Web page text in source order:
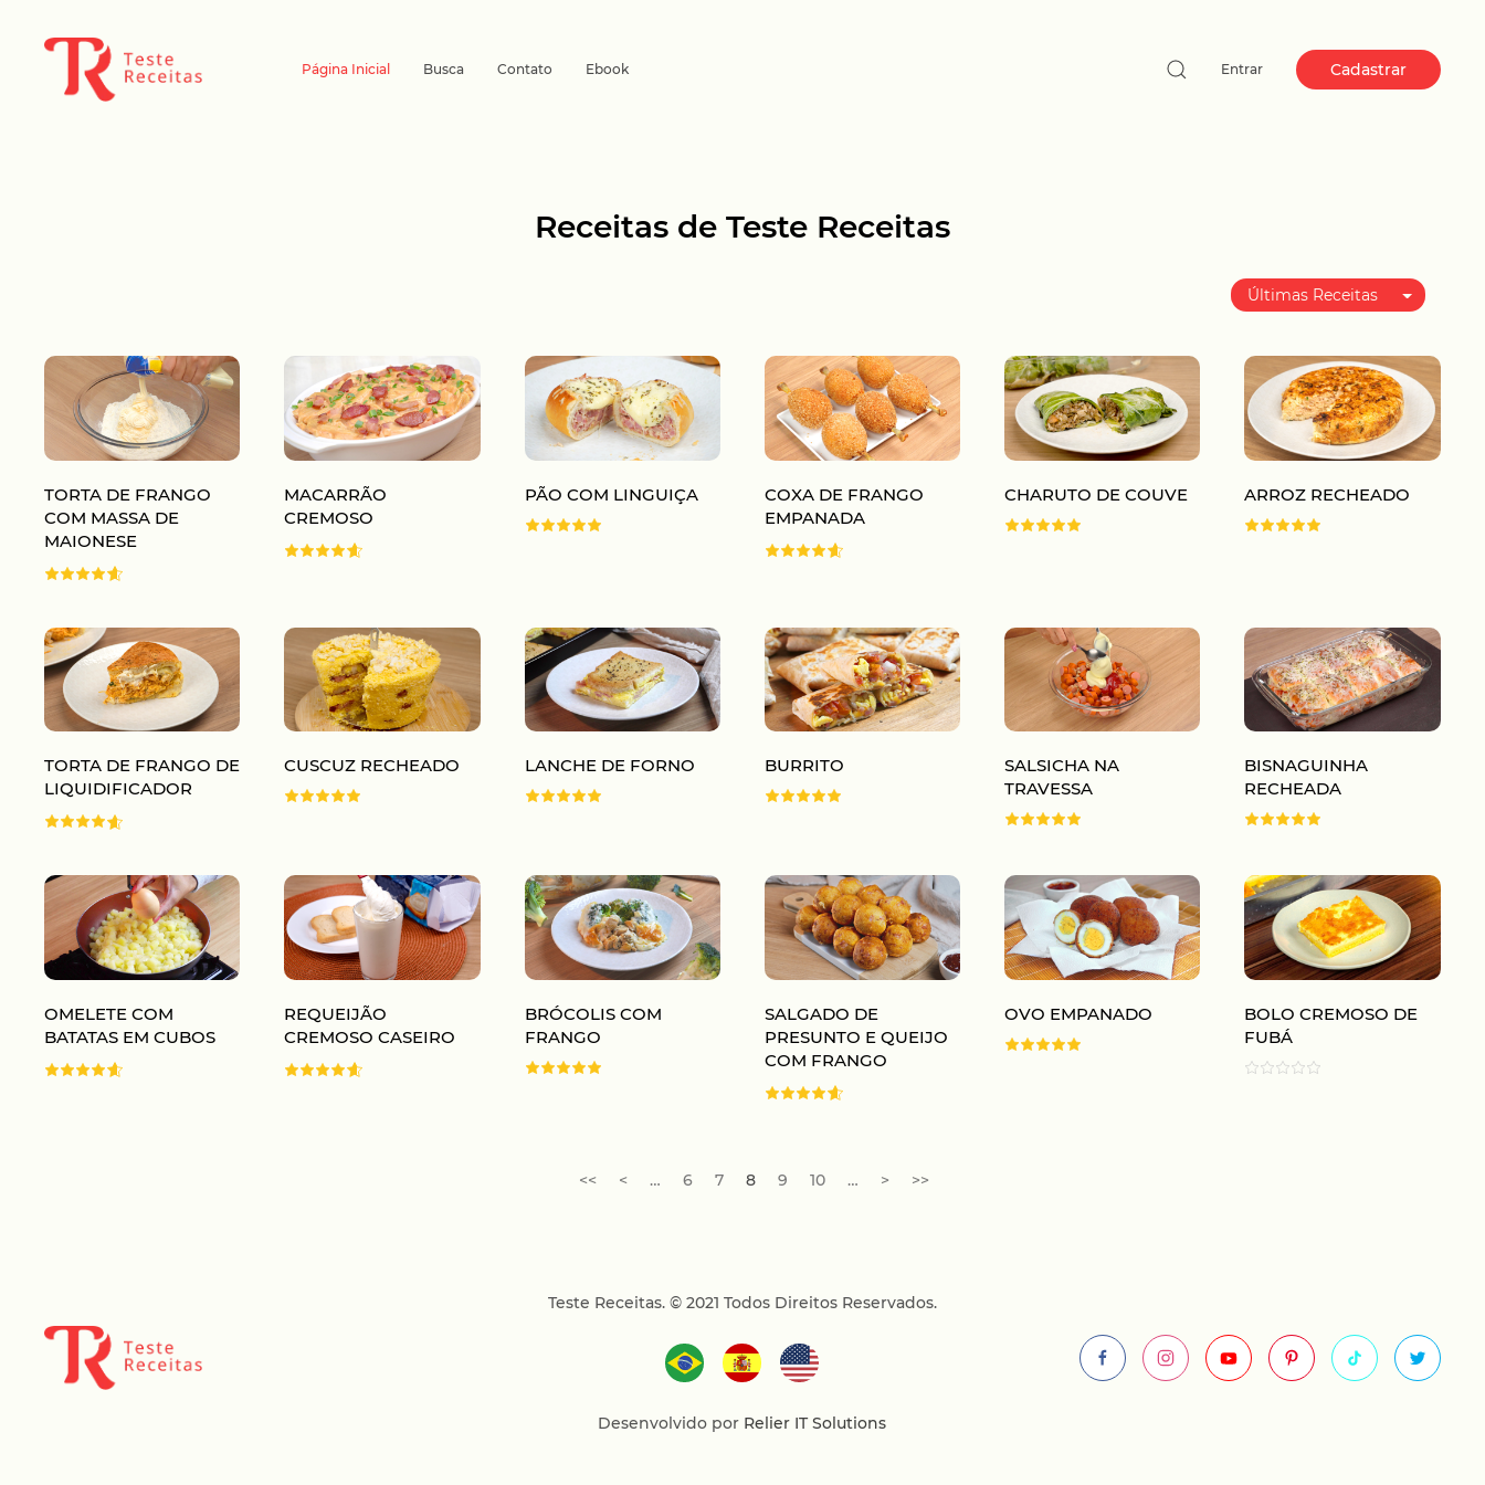
Página Inicial Busca Contato Ebook Entrar Cadastrar
Receitas de Teste Receitas
Últimas Receitas
Mais populares
TORTA DE FRANGO
COM MASSA DE
MAIONESE
MACARRÃO
CREMOSO
PÃO COM LINGUIÇA
COXA DE FRANGO
EMPANADA
CHARUTO DE COUVE ARROZ RECHEADO
TORTA DE FRANGO DE
LIQUIDIFICADOR
CUSCUZ RECHEADO LANCHE DE FORNO BURRITO
SALSICHA NA
TRAVESSA
BISNAGUINHA
RECHEADA
OMELETE COM
BATATAS EM CUBOS
REQUEIJÃO
CREMOSO CASEIRO
BRÓCOLIS COM
FRANGO
SALGADO DE
PRESUNTO E QUEIJO
COM FRANGO
OVO EMPANADO
BOLO CREMOSO DE
FUBÁ
<< < … 6 7 8 9 10 … > >>
Teste Receitas.© 2021 Todos Direitos Reservados.
Desenvolvido por Relier IT Solutions